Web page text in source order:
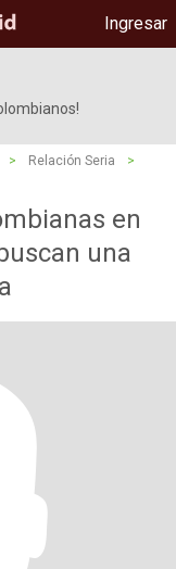
Ingresar
> Relación Seria
>
en
una